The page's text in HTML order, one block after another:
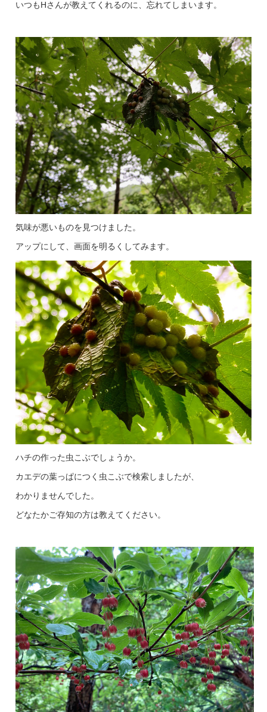
いつもHさんが教えてくれるのに、忘れてしまいます。
気味が悪いものを見つけました。
アップにして、画面を明るくしてみます。
ハチの作った虫こぶでしょうか。
カエデの葉っぱにつく虫こぶで検索しましたが、
わかりませんでした。
どなたかご存知の方は教えてください。